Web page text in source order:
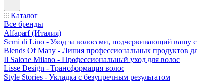
Каталог
Все бренды
Alfaparf (Италия)
Semi di Lino - Уход за волосами, подчеркивающий вашу
Blends Of Many - Линия профессиональных продуктов
Il Salone Milano - Профессиональный уход для волос
Lisse Design - Трансформация волос
Style Stories - Укладка с безупречным результатом